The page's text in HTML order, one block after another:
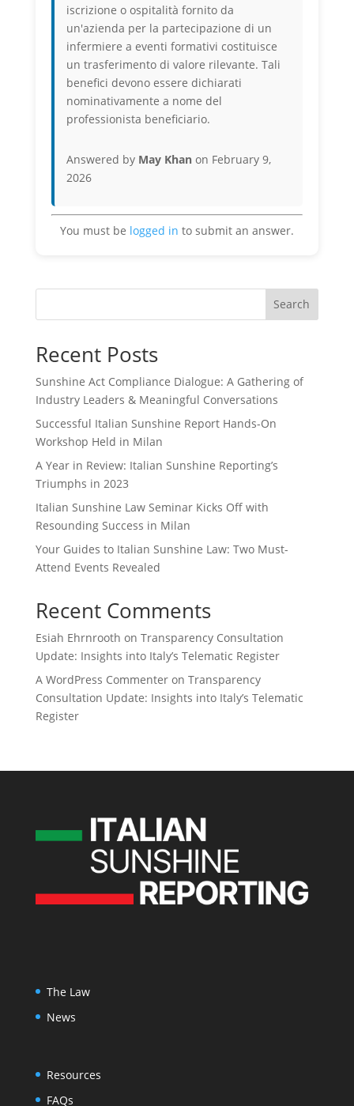
iscrizione o ospitalità fornito da
un'azienda per la partecipazione di un
infermiere a eventi formativi costituisce
un trasferimento di valore rilevante. Tali
benefici devono essere dichiarati
nominativamente a nome del
professionista beneficiario.
Answered by May Khan on February 9,
2026
You must be logged in to submit an answer.
Search
Recent Posts
Sunshine Act Compliance Dialogue: A Gathering of
Industry Leaders & Meaningful Conversations
Successful Italian Sunshine Report Hands-On
Workshop Held in Milan
A Year in Review: Italian Sunshine Reporting’s
Triumphs in 2023
Italian Sunshine Law Seminar Kicks Off with
Resounding Success in Milan
Your Guides to Italian Sunshine Law: Two Must-
Attend Events Revealed
Recent Comments
Esiah Ehrnrooth on Transparency Consultation
Update: Insights into Italy’s Telematic Register
A WordPress Commenteron Transparency
Consultation Update: Insights into Italy’s Telematic
Register
The Law
News
Resources
FAQs